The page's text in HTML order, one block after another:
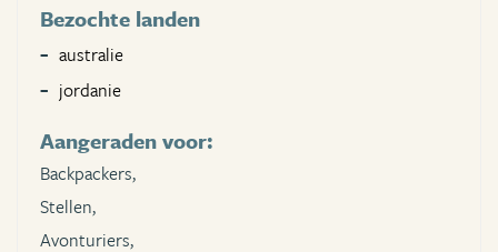
Bezochte landen
australie
jordanie
Aangeraden voor:
Backpackers,
Stellen,
Avonturiers,